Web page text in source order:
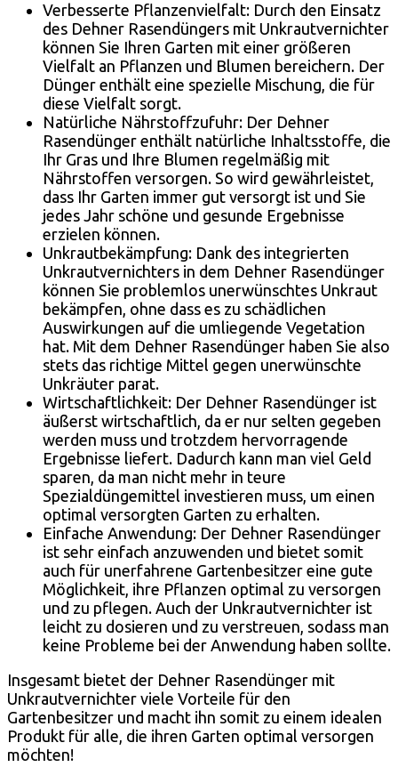
Verbesserte Pflanzenvielfalt: Durch den Einsatz
des Dehner Rasendüngers mit Unkrautvernichter
können Sie Ihren Garten mit einer größeren
Vielfalt an Pflanzen und Blumen bereichern. Der
Dünger enthält eine spezielle Mischung, die für
diese Vielfalt sorgt.
Natürliche Nährstoffzufuhr: Der Dehner
Rasendünger enthält natürliche Inhaltsstoffe, die
Ihr Gras und Ihre Blumen regelmäßig mit
Nährstoffen versorgen. So wird gewährleistet,
dass Ihr Garten immer gut versorgt ist und Sie
jedes Jahr schöne und gesunde Ergebnisse
erzielen können.
Unkrautbekämpfung: Dank des integrierten
Unkrautvernichters in dem Dehner Rasendünger
können Sie problemlos unerwünschtes Unkraut
bekämpfen, ohne dass es zu schädlichen
Auswirkungen auf die umliegende Vegetation
hat. Mit dem Dehner Rasendünger haben Sie also
stets das richtige Mittel gegen unerwünschte
Unkräuter parat.
Wirtschaftlichkeit: Der Dehner Rasendünger ist
äußerst wirtschaftlich, da er nur selten gegeben
werden muss und trotzdem hervorragende
Ergebnisse liefert. Dadurch kann man viel Geld
sparen, da man nicht mehr in teure
Spezialdüngemittel investieren muss, um einen
optimal versorgten Garten zu erhalten.
Einfache Anwendung: Der Dehner Rasendünger
ist sehr einfach anzuwenden und bietet somit
auch für unerfahrene Gartenbesitzer eine gute
Möglichkeit, ihre Pflanzen optimal zu versorgen
und zu pflegen. Auch der Unkrautvernichter ist
leicht zu dosieren und zu verstreuen, sodass man
keine Probleme bei der Anwendung haben sollte.
Insgesamt bietet der Dehner Rasendünger mit
Unkrautvernichter viele Vorteile für den
Gartenbesitzer und macht ihn somit zu einem idealen
Produkt für alle, die ihren Garten optimal versorgen
möchten!